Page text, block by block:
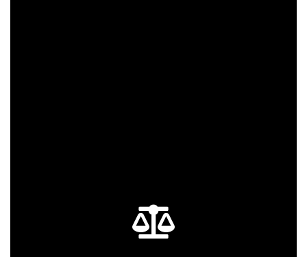
Actuaciones en: